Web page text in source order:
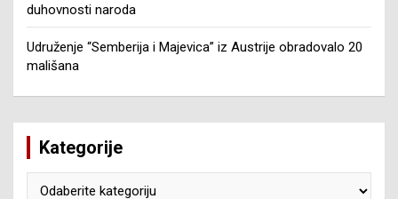
duhovnosti naroda
Udruženje “Semberija i Majevica” iz Austrije obradovalo 20
mališana
Kategorije